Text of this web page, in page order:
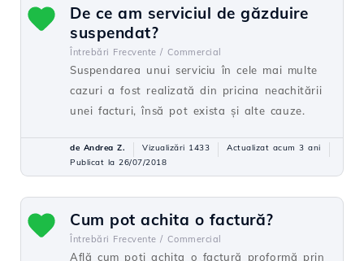
De ce am serviciul de găzduire
suspendat?
Întrebări Frecvente / Commercial
Suspendarea unui serviciu în cele mai multe
cazuri a fost realizată din pricina neachitării
unei facturi, însă pot exista și alte cauze.
de Andrea Z. Vizualizări 1433
Actualizat acum 3 ani
Publicat la 26/07/2018
Cum pot achita o factură?
Întrebări Frecvente / Commercial
Află cum poți achita o factură proformă prin